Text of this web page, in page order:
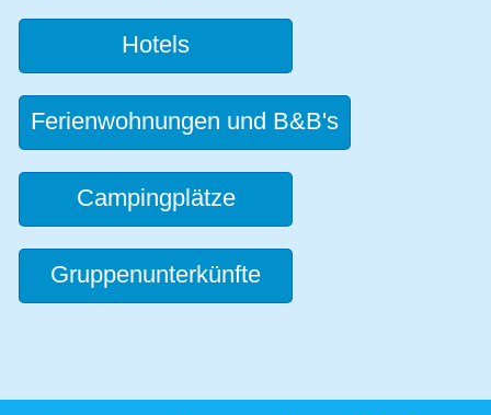
Hotels
Ferienwohnungen und B&B's
Campingplätze
Gruppenunterkünfte